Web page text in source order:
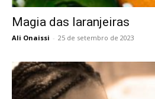
Magia das laranjeiras
Ali Onaissi - 25 de setembro de 2023